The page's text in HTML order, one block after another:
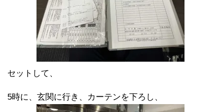
セットして、
5時に、玄関に行き、カーテンを下ろし、